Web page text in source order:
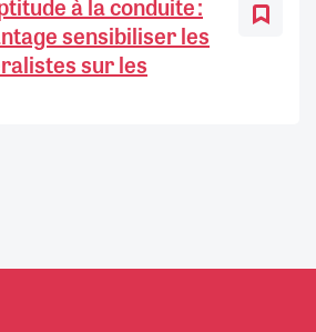
sensibiliser les
sur les